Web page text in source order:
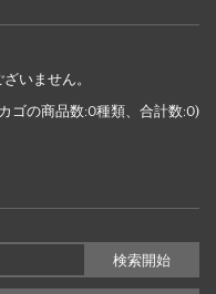
いません。
ゴの商品数:0種類、合計数:0)